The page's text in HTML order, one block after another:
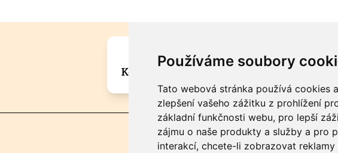
Používáme soubory
Tato webová stránka používá cookies
zlepšení vašeho zážitku z prohlížení
základní funkčnosti webu, pro lepší
zájmu o naše produkty a služby a pro
interakcí, chcete-li zobrazovat
Máte zajímavou informaci? Chcete
Kontaktujte šéfredaktora Martina Chalupu: